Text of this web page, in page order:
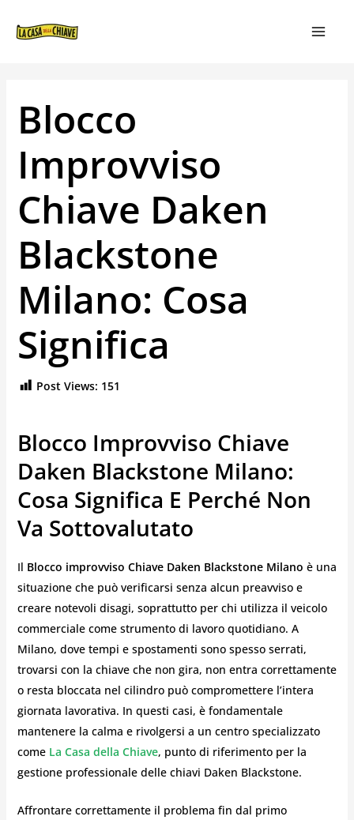
Blocco
Improvviso
Chiave Daken
Blackstone
Milano: Cosa
Significa
Post Views: 151
Blocco Improvviso Chiave
Daken Blackstone Milano:
Cosa Significa E Perché Non
Va Sottovalutato
Il Blocco improvviso Chiave Daken Blackstone Milano è una
situazione che può verificarsi senza alcun preavviso e
creare notevoli disagi, soprattutto per chi utilizza il veicolo
commerciale come strumento di lavoro quotidiano. A
Milano, dove tempi e spostamenti sono spesso serrati,
trovarsi con la chiave che non gira, non entra correttamente
o resta bloccata nel cilindro può compromettere l’intera
giornata lavorativa. In questi casi, è fondamentale
mantenere la calma e rivolgersi a un centro specializzato
come La Casa della Chiave, punto di riferimento per la
gestione professionale delle chiavi Daken Blackstone.
Affrontare correttamente il problema fin dal primo
ARTICOLI